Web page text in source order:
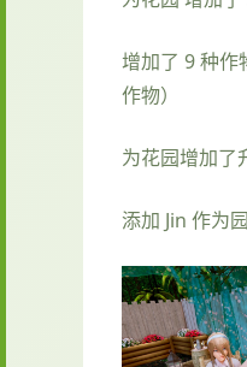
增加了 9 种作
作物）
为花园增加了
添加 Jin 作为